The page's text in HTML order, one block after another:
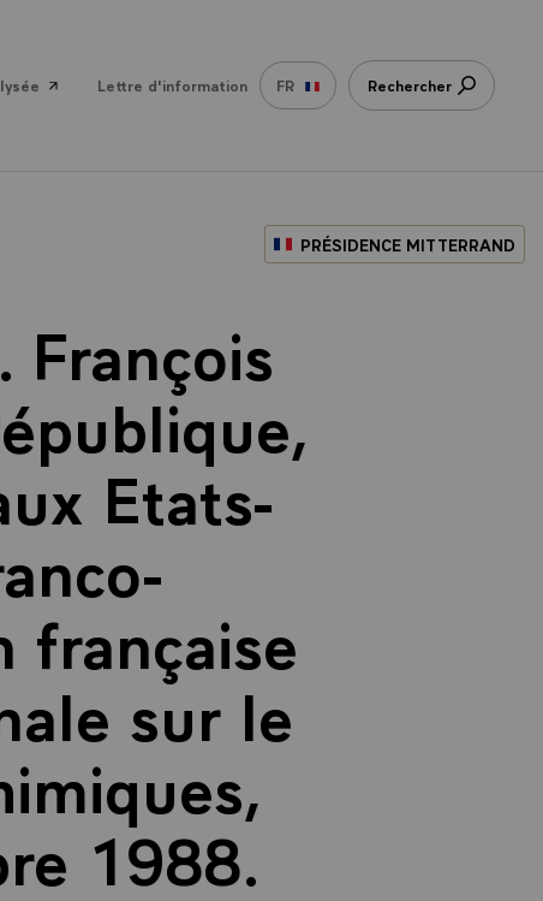
Lettre d'information FR Rechercher
PRÉSIDENCE MITTERRAND
François
Etats-
française
sur le
1988.